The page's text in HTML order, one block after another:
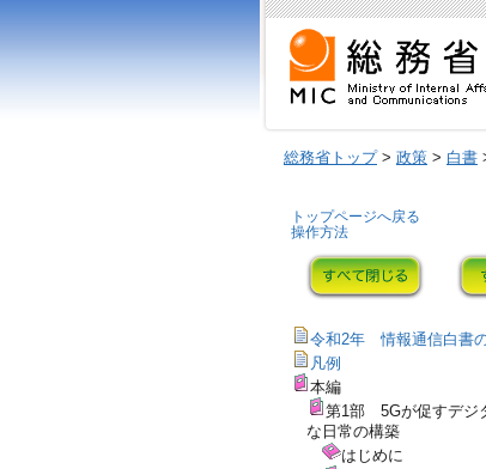
総務省トップ> 政策 > 白書
トップページへ戻る
操作方法
令和2年 情報通信白書
凡例
本編
第1部 5Gが促すデジ
な日常の構築
はじめに